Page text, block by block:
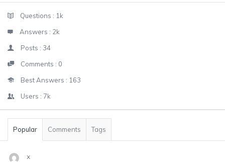
StatsQuestions : 1k
Answers : 2k
Posts : 34
Comments : 0
Best Answers : 163
Users : 7k
Popular Comments Tags
x